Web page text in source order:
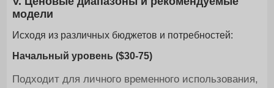
модели
Исходя из различных бюджетов и потребностей:
Начальный уровень ($30-75)
Подходит для личного временного использования,